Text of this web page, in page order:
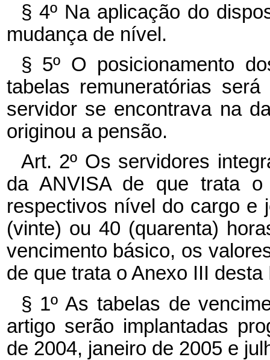
§ 4º Na aplicação do
mudança de nível.
§ 5º O posicionamento
tabelas remuneratórias
servidor se encontrava na
originou a pensão.
Art. 2º Os servidores
da ANVISA de que trata
respectivos nível do cargo e
(vinte) ou 40 (quarenta)
vencimento básico, os
de que trata o Anexo III desta
§ 1º As tabelas de
artigo serão implantadas
de 2004, janeiro de 2005 e